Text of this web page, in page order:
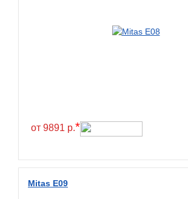
от 9891 р.*
Mitas E09